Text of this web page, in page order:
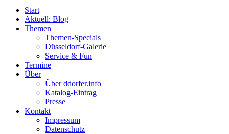
Start
Aktuell: Blog
Themen
Themen-Specials
Düsseldorf-Galerie
Service & Fun
Termine
Über
Über ddorfer.info
Katalog-Eintrag
Presse
Kontakt
Impressum
Datenschutz